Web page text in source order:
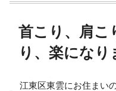
首こり、肩こ
り、楽になり
江東区東雲にお住まい